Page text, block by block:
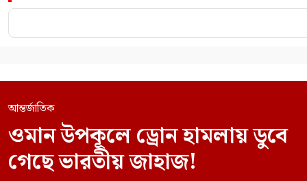
আন্তর্জাতিক
ওমান উপকূলে ড্রোন হামলায় ডুবে
গেছে ভারতীয় জাহাজ!